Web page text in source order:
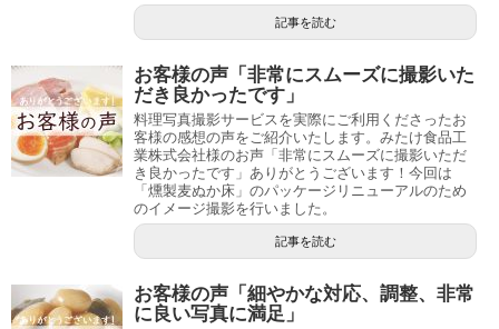
記事を読む
お客様の声「非常にスムーズに撮影いた
だき良かったです」
料理写真撮影サービスを実際にご利用くださったお
客様の感想の声をご紹介いたします。みたけ食品工
業株式会社様のお声「非常にスムーズに撮影いただ
き良かったです」ありがとうございます！今回は
「燻製麦ぬか床」のパッケージリニューアルのため
のイメージ撮影を行いました。
記事を読む
お客様の声「細やかな対応、調整、非常
に良い写真に満足」